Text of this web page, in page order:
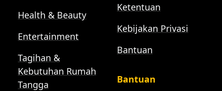
Health & Beauty
Entertainment
Tagihan &
Kebutuhan Rumah
Tangga
Ketentuan
Kebijakan Privasi
Bantuan
Bantuan